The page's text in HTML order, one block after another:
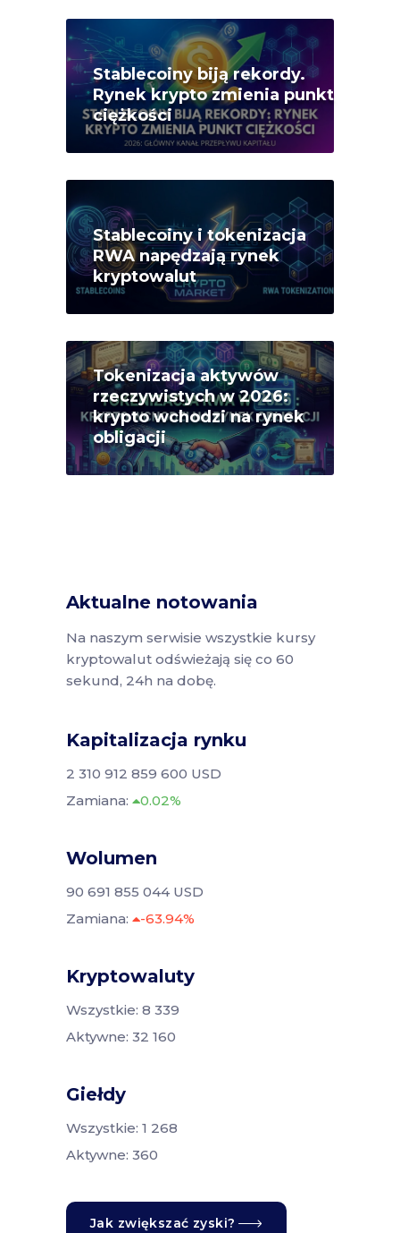
Stablecoiny biją rekordy.
Rynek krypto zmienia punkt
ciężkości
Stablecoiny i tokenizacja
RWA napędzają rynek
kryptowalut
Tokenizacja aktywów
rzeczywistych w 2026:
krypto wchodzi na rynek
obligacji
Aktualne notowania
Na naszym serwisie wszystkie kursy
kryptowalut odświeżają się co 60
sekund, 24h na dobę.
Kapitalizacja rynku
2 310 912 859 600 USD
Zamiana:
0.02%
Wolumen
90 691 855 044 USD
Zamiana:
-63.94%
Kryptowaluty
Wszystkie: 8 339
Aktywne: 32 160
Giełdy
Wszystkie: 1 268
Aktywne: 360
Jak zwiększać zyski?